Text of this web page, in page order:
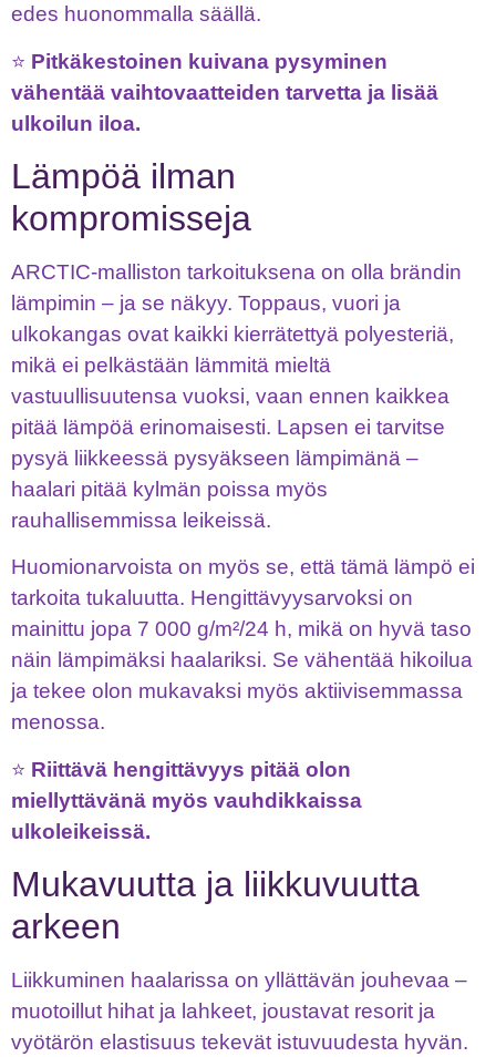
edes huonommalla säällä.
⭐ Pitkäkestoinen kuivana pysyminen
vähentää vaihtovaatteiden tarvetta ja lisää
ulkoilun iloa.
Lämpöä ilman
kompromisseja
ARCTIC-malliston tarkoituksena on olla brändin
lämpimin – ja se näkyy. Toppaus, vuori ja
ulkokangas ovat kaikki kierrätettyä polyesteriä,
mikä ei pelkästään lämmitä mieltä
vastuullisuutensa vuoksi, vaan ennen kaikkea
pitää lämpöä erinomaisesti. Lapsen ei tarvitse
pysyä liikkeessä pysyäkseen lämpimänä –
haalari pitää kylmän poissa myös
rauhallisemmissa leikeissä.
Huomionarvoista on myös se, että tämä lämpö ei
tarkoita tukaluutta. Hengittävyysarvoksi on
mainittu jopa 7 000 g/m²/24 h, mikä on hyvä taso
näin lämpimäksi haalariksi. Se vähentää hikoilua
ja tekee olon mukavaksi myös aktiivisemmassa
menossa.
⭐ Riittävä hengittävyys pitää olon
miellyttävänä myös vauhdikkaissa
ulkoleikeissä.
Mukavuutta ja liikkuvuutta
arkeen
Liikkuminen haalarissa on yllättävän jouhevaa –
muotoillut hihat ja lahkeet, joustavat resorit ja
vyötärön elastisuus tekevät istuvuudesta hyvän.